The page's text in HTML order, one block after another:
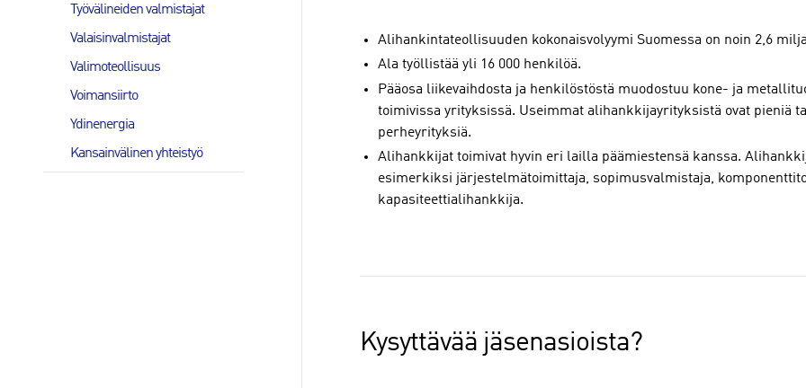
Työvälineiden valmistajat
Valaisinvalmistajat
Valimoteollisuus
Voimansiirto
Ydinenergia
Kansainvälinen yhteistyö
Alihankintateollisuuden kokonaisvolyymi Suomessa on noin 2,6
Ala työllistää yli 16 000 henkilöä.
Pääosa liikevaihdosta ja henkilöstöstä muodostuu kone- ja
toimivissa yrityksissä. Useimmat alihankkijayrityksistä ovat pieniä
perheyrityksiä.
Alihankkijat toimivat hyvin eri lailla päämiestensä kanssa.
esimerkiksi järjestelmätoimittaja, sopimusvalmistaja,
kapasiteettialihankkija.
Kysyttävää jäsenasioista?